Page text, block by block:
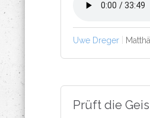
Uwe Dreger
Prüft die